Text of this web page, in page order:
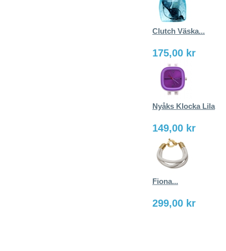
Clutch Väska...
175,00 kr
Nyåks Klocka Lila
149,00 kr
Fiona...
299,00 kr